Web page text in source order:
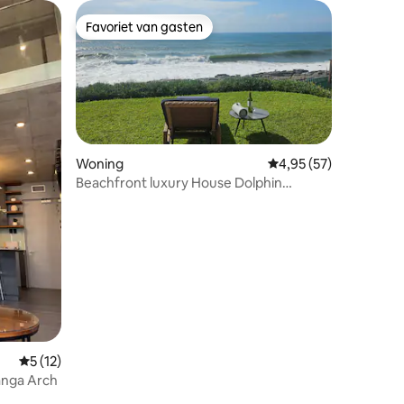
Gemiddelde beoordeling van 5 op 5, 12 recensies
5 (12)
Arch
Favoriet van gasten
Favoriet van gasten
Woning Gemiddelde
4,95 (57)
Beachfront luxury House Dolphin